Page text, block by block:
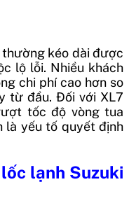
kéo dài được
lộ lỗi. Nhiều khách
chi phí cao hơn so
từ đầu. Đối với XL7
tốc độ vòng tua
là yếu tố quyết định
lạnh Suzuki